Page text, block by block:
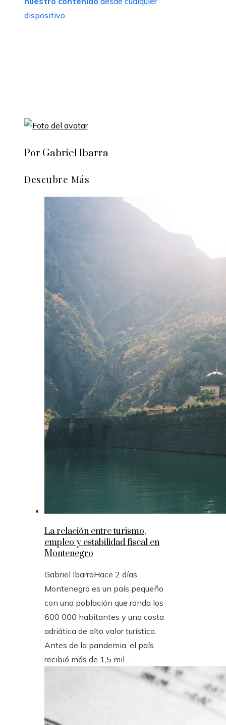
dispositivo.
Por Gabriel Ibarra
Descubre Más
La relación entre turismo,
empleo y estabilidad fiscal en
Montenegro
Gabriel IbarraHace 2 días
Montenegro es un país pequeño
con una población que ronda los
600 000 habitantes y una costa
adriática de alto valor turístico.
Antes de la pandemia, el país
recibió más de 1,5 mil...